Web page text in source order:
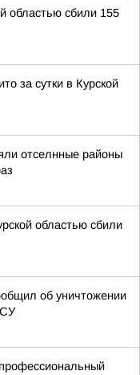
областью сбили 155
за сутки в Курской
отселнные районы
областью сбили
об уничтожении